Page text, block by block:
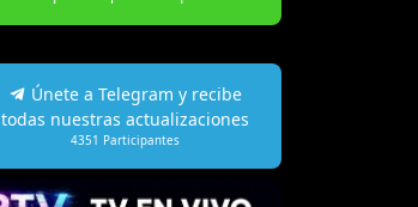
Únete a Telegram y recibe
todas nuestras actualizaciones
4351 Participantes